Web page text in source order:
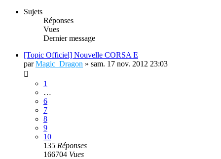
Sujets
Réponses
Vues
Dernier message
[Topic Officiel] Nouvelle CORSA E
parMagic_Dragon » sam. 17 nov. 2012 23:03
1
…
6
7
8
9
10
135 Réponses
166704 Vues